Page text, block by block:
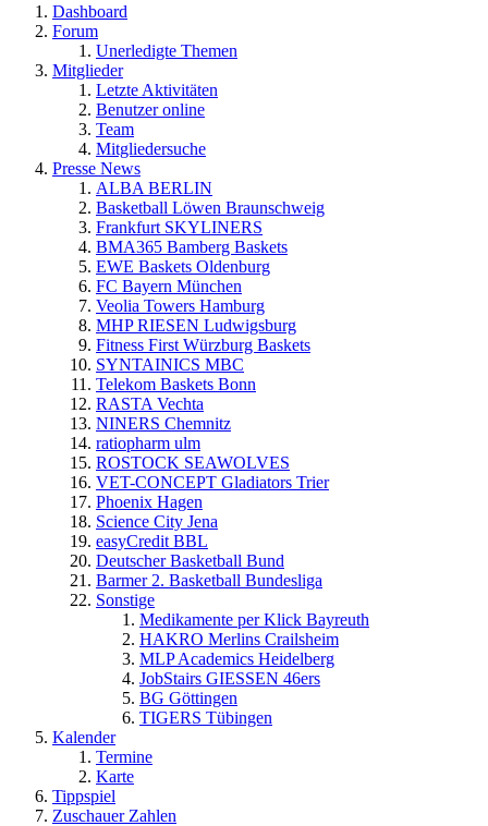
Dashboard
Forum
Unerledigte Themen
Mitglieder
Letzte Aktivitäten
Benutzer online
Team
Mitgliedersuche
Presse News
ALBA BERLIN
Basketball Löwen Braunschweig
Frankfurt SKYLINERS
BMA365 Bamberg Baskets
EWE Baskets Oldenburg
FC Bayern München
Veolia Towers Hamburg
MHP RIESEN Ludwigsburg
Fitness First Würzburg Baskets
SYNTAINICS MBC
Telekom Baskets Bonn
RASTA Vechta
NINERS Chemnitz
ratiopharm ulm
ROSTOCK SEAWOLVES
VET-CONCEPT Gladiators Trier
Phoenix Hagen
Science City Jena
easyCredit BBL
Deutscher Basketball Bund
Barmer 2. Basketball Bundesliga
Sonstige
Medikamente per Klick Bayreuth
HAKRO Merlins Crailsheim
MLP Academics Heidelberg
JobStairs GIESSEN 46ers
BG Göttingen
TIGERS Tübingen
Kalender
Termine
Karte
Tippspiel
Zuschauer Zahlen